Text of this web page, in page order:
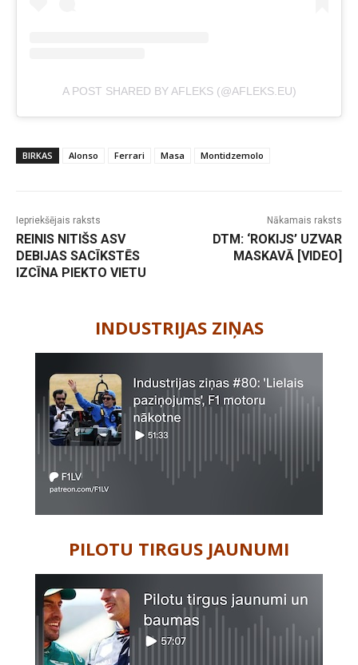
A POST SHARED BY AFLEKS (@AFLEKS.EU)
BIRKAS Alonso Ferrari Masa Montidzemolo
Iepriekšējais raksts
REINIS NITIŠS ASV
DEBIJAS SACĪKSTĒS
IZCĪNA PIEKTO VIETU
Nākamais raksts
DTM: ‘ROKIJS’ UZVAR
MASKAVĀ [VIDEO]
INDUSTRIJAS ZIŅAS
PILOTU TIRGUS JAUNUMI